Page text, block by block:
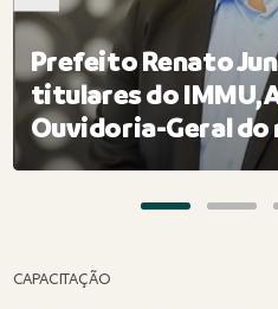
Prefeito Renato
titulares do IMMU,
Ouvidoria-Geral
CAPACITAÇÃO